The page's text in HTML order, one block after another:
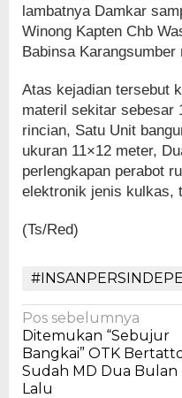
lambatnya Damkar
Winong Kapten Chb
Babinsa
Atas kejadian tersebut
materil sekitar sebesar
rincian, Satu Unit
ukuran 11×12 meter,
perlengkapan perabot
elektronik jenis kulkas,
(Ts/Red)
Navigasi
pos
Pos sebelumnya
Ditemukan “Sebujur
Bangkai” OTK
Sudah MD Dua Bulan
Lalu